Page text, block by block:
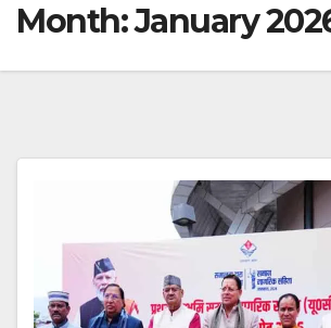
Month:January